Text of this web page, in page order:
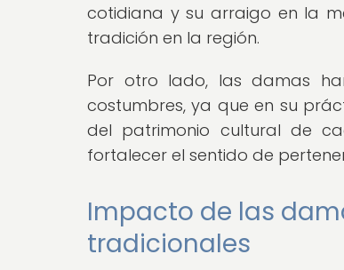
cotidiana y su arraigo en la
tradición en la región.
Por otro lado, las damas
costumbres, ya que en su
del patrimonio cultural de
fortalecer el sentido de
Impacto de las
tradicionales